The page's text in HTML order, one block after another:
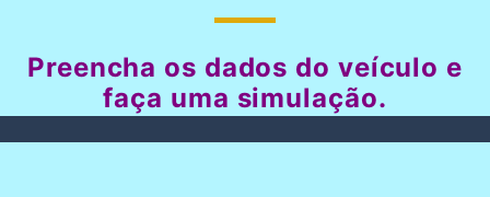
Preencha os dados do veículo e
faça uma simulação.